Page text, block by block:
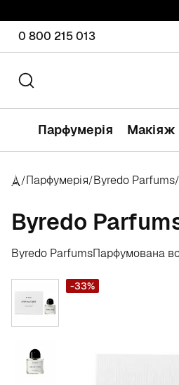
0 800 215 013
Парфумерія Макіяж
/Парфумерія/Byredo Parfums/
Byredo
Byredo ParfumsПарфумована
-33%